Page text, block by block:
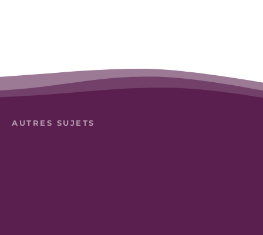
AUTRES SUJETS